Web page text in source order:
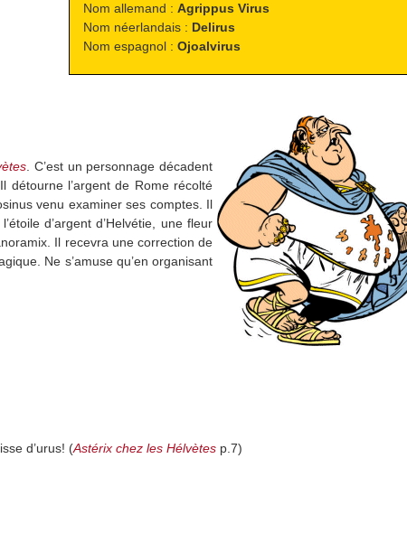
Nom allemand :Agrippus Virus
Nom néerlandais : Delirus
Nom espagnol :Ojoalvirus
. C’est un personnage décadent
détourne l’argent de Rome récolté
venu examiner ses comptes. Il
d’argent d’Helvétie, une fleur
Il recevra une correction de
Ne s’amuse qu’en organisant
d’urus! (Astérix chez les Hélvètes p.7)